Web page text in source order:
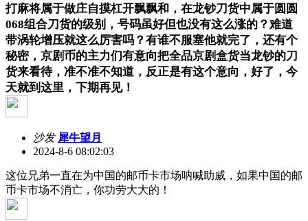
打麻将属于做庄自摸杠开飘飘和，在龙钞刀货中属于圆圆
068组合刀货的级别，号码虽好但也没有这么涨的？难道
带涡轮增压就这么厉害吗？有谁不服塞他就完了，还有个
秘密，京剧币的主力们有意向把全品京剧盒货当龙钞的刀
货来看待，准不准不知道，反正是有这个意向，好了，今
天就到这里，下期再见！
沙发 犀牛望月
2024-8-6 08:02:03
这位兄弟一直在为中国的邮币卡市场呐喊助威，如果中国的邮
币卡市场不消亡，你功劳大大的！